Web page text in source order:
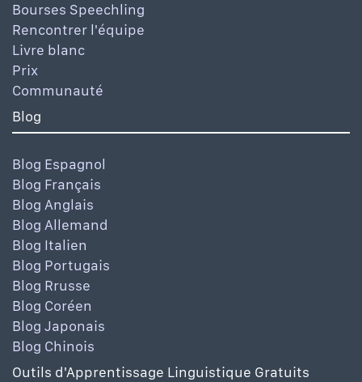
Bourses Speechling
Rencontrer l'équipe
Livre blanc
Prix
Communauté
Blog
Blog Espagnol
Blog Français
Blog Anglais
Blog Allemand
Blog Italien
Blog Portugais
Blog Rrusse
Blog Coréen
Blog Japonais
Blog Chinois
Outils d'Apprentissage Linguistique Gratuits